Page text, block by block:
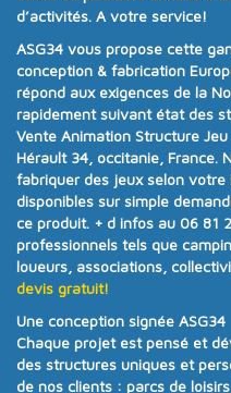
d’activités. A votre service!
ASG34 vous propose cette
conception & fabrication
répond aux exigences de la
rapidement suivant état des
Vente Animation Structure Jeu
Hérault 34, occitanie, France.
fabriquer des jeux selon
disponibles sur simple
ce produit. + d infos au 06 81
professionnels tels que
loueurs, associations,
devis gratuit!
Une conception signée ASG34
Chaque projet est pensé et
des structures uniques et
de nos clients : parcs de